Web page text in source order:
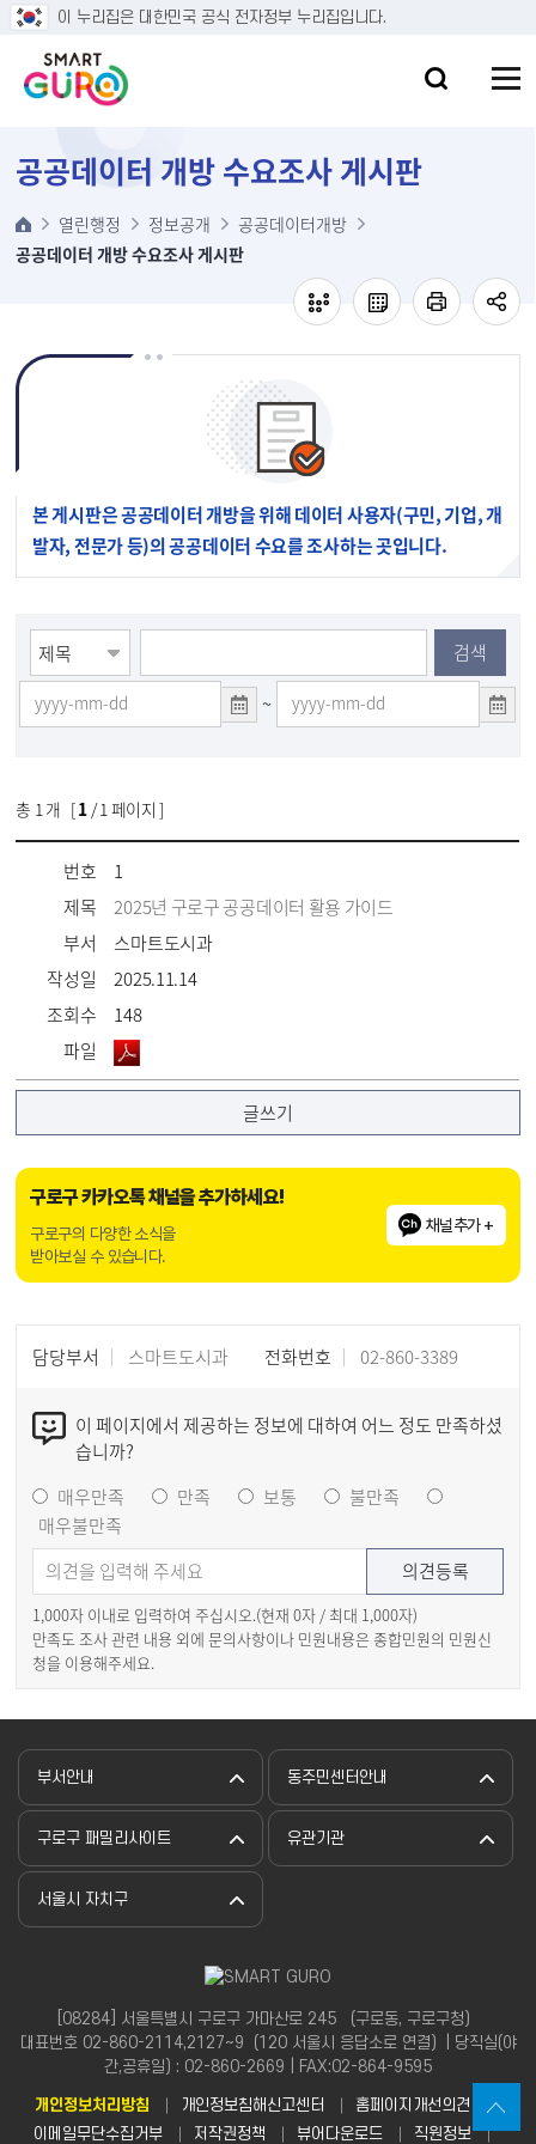
본문 바로가기
이 누리집은 대한민국 공식 전자정부 누리집입니다.
공공데이터 개방 수요조사 게시판
열린행정 정보공개
공공데이터개방
공공데이터 개방 수요조사 게시판
본 게시판은 공공데이터 개방을 위해 데이터 사용자(구민, 기업, 개
발자, 전문가 등)의 공공데이터 수요를 조사하는 곳입니다.
검색
~
총 1 개 [1 / 1 페이지 ]
번호
1
제목
2025년 구로구 공공데이터 활용 가이드
부서
스마트도시과
작성일
2025.11.14
조회수
148
파일
글쓰기
구로구 카카오톡 채널을 추가하세요!
구로구의 다양한 소식을
받아보실 수 있습니다.
채널추가 +
담당부서 스마트도시과 전화번호 02-860-3389
이 페이지에서 제공하는 정보에 대하여 어느 정도 만족하셨
습니까?
매우만족
만족 보통
불만족
매우불만족
1,000자 이내로 입력하여 주십시오.(현재 0자 / 최대 1,000자)
만족도 조사 관련 내용 외에 문의사항이나 민원내용은 종합민원의 민원신
청을 이용해주세요.
부서안내 동주민센터안내
구로구 패밀리사이트 유관기관
서울시 자치구
[08284] 서울특별시 구로구 가마산로 245 （구로동, 구로구청）
대표번호 02-860-2114,2127~9（120 서울시 응답소로 연결）| 당직실(야
간,공휴일) : 02-860-2669 | FAX:02-864-9595
개인정보처리방침 개인정보침해신고센터
홈페이지개선의견
이메일무단수집거부
저작권정책 뷰어다운로드 직원정보